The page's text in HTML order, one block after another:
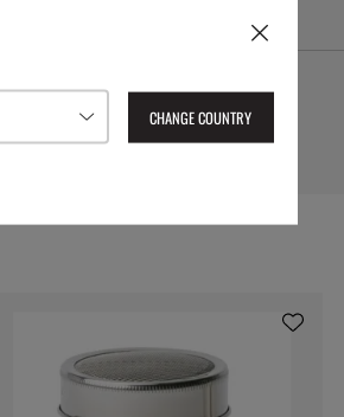
7393107652139CHANGE COUNTRY